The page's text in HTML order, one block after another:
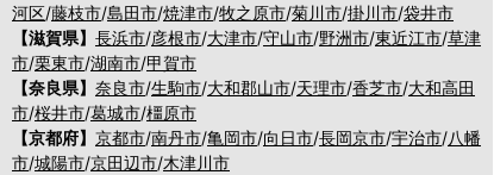
河区/藤枝市/島田市/焼津市/牧之原市/菊川市/掛川市/袋井市
【滋賀県】 長浜市/彦根市/大津市/守山市/野洲市/東近江市/草津
市/栗東市/湖南市/甲賀市
【奈良県】 奈良市/生駒市/大和郡山市/天理市/香芝市/大和高田
市/桜井市/葛城市/橿原市
【京都府】 京都市/南丹市/亀岡市/向日市/長岡京市/宇治市/八幡
市/城陽市/京田辺市/木津川市